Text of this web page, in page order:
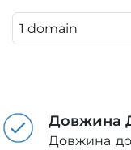
Довжина
Довжина